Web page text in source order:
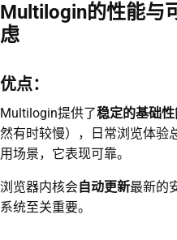
Multilogin的性能与
虑
优点：
Multilogin提供了稳定的基础
然有时较慢），日常浏览体验
用场景，它表现可靠。
浏览器内核会自动更新最新的
系统至关重要。